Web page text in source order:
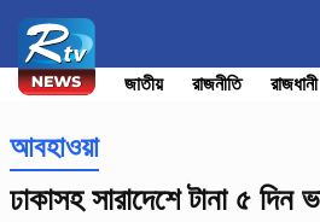
জাতীয় রাজনীতি রাজধানী
আবহাওয়া
ঢাকাসহ সারাদেশে টানা ৫ দিন